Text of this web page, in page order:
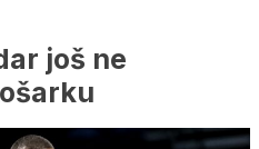
još ne